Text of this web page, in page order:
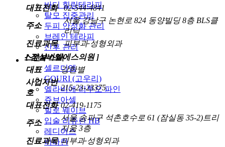
바디 힐링테라피
탈모 집중관리
두피 안정화 관리
브레인 테라피
산후 관리
스킨부스터
셀르디엠
GOURI (고우리)
엘라비에 리투오 파인
쥬브아셀
힐로 웨이브
입술 리쥬란 HB
레디어스
비타란
대표전화 02-544-4841
주소
서울 강남구 논현로 824 동양빌딩 8층 BLS클
리닉
진료과목
피부과·성형외과
[ 잠실비엘에스의원 ]
대표
강한별
사업자번
호
215-23-23375
대표전화 02-419-1175
주소
서울 송파구 석촌호수로 61 (잠실동 35-2)트리
지움 3층
진료과목 피부과·성형외과